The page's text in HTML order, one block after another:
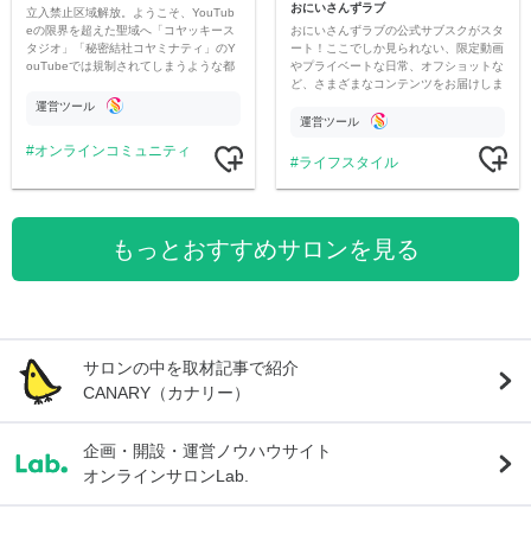
立入禁止区域解放。ようこそ、YouTub
eの限界を超えた聖域へ「コヤッキース
タジオ」「秘密結社コヤミナティ」のY
ouTubeでは規制されてしまうような都
公開。
運営ツール
オンラインコミュニティ
おにいさんずラブ
おにいさんずラブの公式サブスクがスタ
ート！ここでしか見られない、限定動画
やプライベートな日常、オフショットな
ど、さまざまなコンテンツをお届けしま
運営ツール
ライフスタイル
もっとおすすめサロンを見る
サロンの中を取材記事で紹介
CANARY（カナリー）
企画・開設・運営ノウハウサイト
オンラインサロンLab.